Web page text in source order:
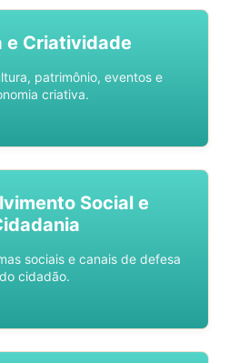
e Criatividade
patrimônio, eventos e
criativa.
Social e
sociais e canais de defesa
do cidadão.